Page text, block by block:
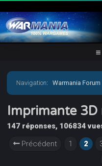
Navigation:Warmania Forum
Aide, Tutos, Impression 3D
Imprimante 3D
147 réponses, 106834
Précédent
1 2